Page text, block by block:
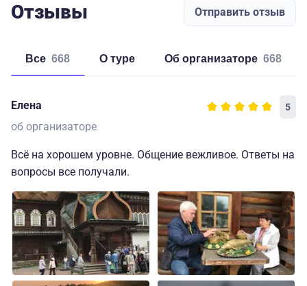
Отзывы Отправить отзыв
Все 668 о туре об организаторе 668
Елена 5
об организаторе
Всё на хорошем уровне. Общение вежливое. Ответы на
вопросы все получали.